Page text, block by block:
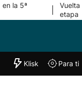
la 5ª
Vuelta
etapa
"Helmuga"
Klisk Para ti